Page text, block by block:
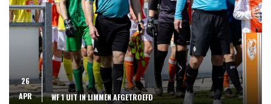
26
APR
WF 1 UIT IN LIMMEN AFGETROEFD